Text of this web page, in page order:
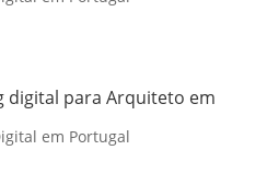
digital para Arquiteto em
em Portugal